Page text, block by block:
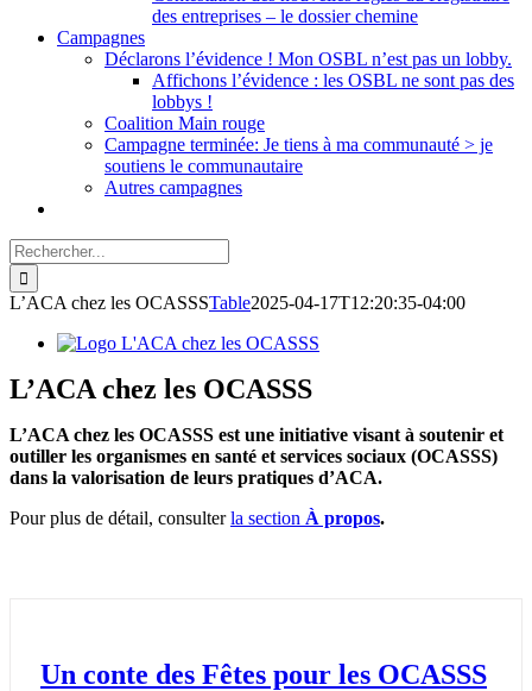
des entreprises – le dossier chemine
Campagnes
Déclarons l’évidence ! Mon OSBL n’est pas un lobby.
Affichons l’évidence : les OSBL ne sont pas des
lobbys !
Coalition Main rouge
Campagne terminée: Je tiens à ma communauté > je
soutiens le communautaire
Autres campagnes
Rechercher:
L’ACA chez les OCASSSTable2025-04-17T12:20:35-04:00
L’ACA chez les OCASSS
L’ACA chez les OCASSS est une initiative visant à soutenir et
outiller les organismes en santé et services sociaux (OCASSS)
dans la valorisation de leurs pratiques d’ACA.
Pour plus de détail, consulterla section À propos.
Un conte des Fêtes pour les OCASSS